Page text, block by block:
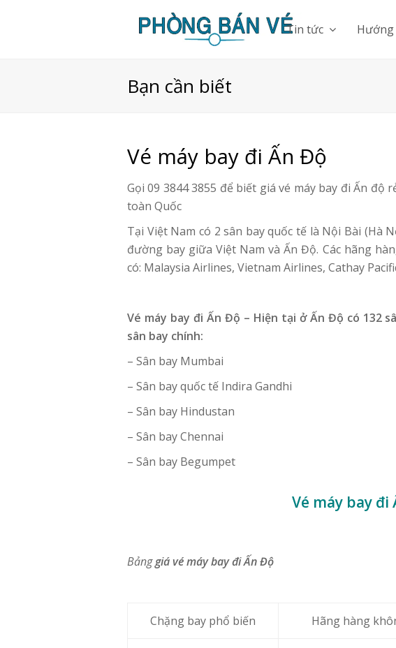
Tin tức
Bạn cần biết
Vé máy bay đi Ấn Độ
Gọi 09 3844 3855 để biết giá vé máy bay đi Ấn độ
toàn Quốc
Tại Việt Nam có 2 sân bay quốc tế là Nội Bài (Hà
đường bay giữa Việt Nam và Ấn Độ. Các hãng
có: Malaysia Airlines, Vietnam Airlines, Cathay
Vé máy bay đi Ấn Độ – Hiện tại ở Ấn Độ có 132
sân bay chính:
– Sân bay Mumbai
– Sân bay quốc tế Indira Gandhi
– Sân bay Hindustan
– Sân bay Chennai
– Sân bay Begumpet
Vé máy bay đi
Bảnggiá vé máy bay đi Ấn Độ
Chặng bay phổ biến Hãng hàng